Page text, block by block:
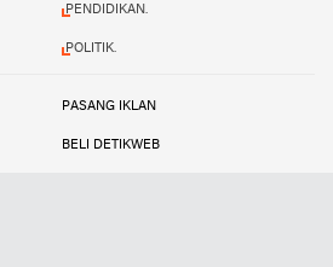
PENDIDIKAN.
POLITIK.
PASANG IKLAN
BELI DETIKWEB